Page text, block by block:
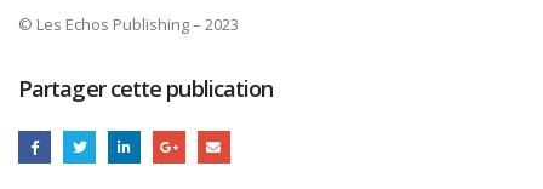
© Les Echos Publishing – 2023
Partager cette publication